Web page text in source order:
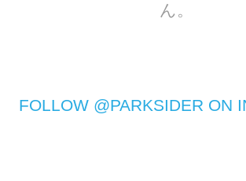
ん。
FOLLOW @PARKSIDER ON